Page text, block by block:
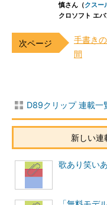
慎さん（クスー
クロソフト エバ
手書き
間
D89クリップ 連載一
新しい連
歌あり笑い